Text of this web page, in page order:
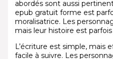
abordés sont aussi
epub gratuit forme est
moralisatrice. Les
mais leur histoire est
L’écriture est simple, mais
facile à suivre. Les